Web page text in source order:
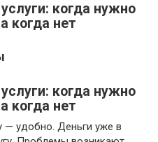
когда нужно
когда нет
когда нужно
когда нет
— удобно. Деньги уже в